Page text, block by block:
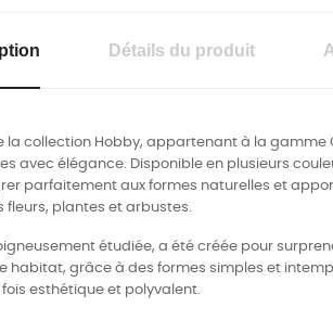
Détails du produit
la collection Hobby, appartenant à la gamme
avec élégance. Disponible en plusieurs
parfaitement aux formes naturelles et
fleurs, plantes et arbustes.
étudiée, a été créée pour
habitat, grâce à des formes simples et
esthétique et polyvalent.